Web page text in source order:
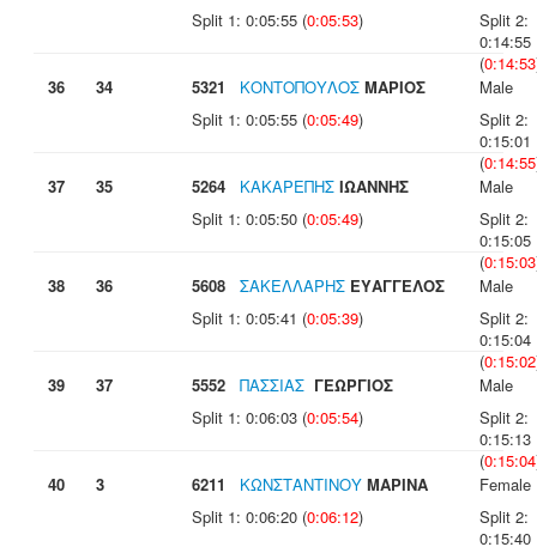
Split 1: 0:05:55 (0:05:53)
Split 2:
0:14:55
(0:14:53
36
34 5321 ΚΟΝΤΟΠΟΥΛΟΣ ΜΑΡΙΟΣ
Male
Split 1: 0:05:55 (0:05:49)
Split 2:
0:15:01
(0:14:55
37
35 5264 ΚΑΚΑΡΕΠΗΣ ΙΩΑΝΝΗΣ
Male
Split 1: 0:05:50 (0:05:49)
Split 2:
0:15:05
(0:15:03
38
36 5608 ΣΑΚΕΛΛΑΡΗΣ ΕΥΑΓΓΕΛΟΣ
Male
Split 1: 0:05:41 (0:05:39)
Split 2:
0:15:04
(0:15:02
39
37 5552 ΠΑΣΣΙΑΣ ΓΕΩΡΓΙΟΣ
Male
Split 1: 0:06:03 (0:05:54)
Split 2:
0:15:13
(0:15:04
40
3 6211 ΚΩΝΣΤΑΝΤΙΝΟΥ ΜΑΡΙΝΑ
Female
Split 1: 0:06:20 (0:06:12)
Split 2:
0:15:40